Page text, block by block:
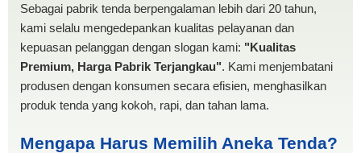
Sebagai pabrik tenda berpengalaman lebih dari 20 tahun,
kami selalu mengedepankan kualitas pelayanan dan
kepuasan pelanggan dengan slogan kami: "Kualitas
Premium, Harga Pabrik Terjangkau". Kami menjembatani
produsen dengan konsumen secara efisien, menghasilkan
produk tenda yang kokoh, rapi, dan tahan lama.
Mengapa Harus Memilih Aneka Tenda?